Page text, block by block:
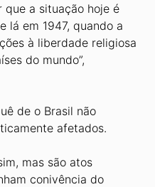
que a situação hoje é
lá em 1947, quando a
à liberdade religiosa
do mundo”,
de o Brasil não
afetados.
mas são atos
conivência do